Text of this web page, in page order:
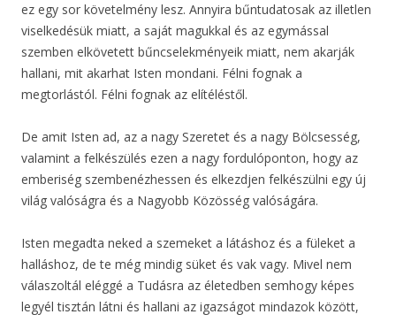
ez egy sor követelmény lesz. Annyira bűntudatosak az illetlen
viselkedésük miatt, a saját magukkal és az egymással
szemben elkövetett bűncselekményeik miatt, nem akarják
hallani, mit akarhat Isten mondani. Félni fognak a
megtorlástól. Félni fognak az elítéléstől.
De amit Isten ad, az a nagy Szeretet és a nagy Bölcsesség,
valamint a felkészülés ezen a nagy fordulóponton, hogy az
emberiség szembenézhessen és elkezdjen felkészülni egy új
világ valóságra és a Nagyobb Közösség valóságára.
Isten megadta neked a szemeket a látáshoz és a füleket a
halláshoz, de te még mindig süket és vak vagy. Mivel nem
válaszoltál eléggé a Tudásra az életedben semhogy képes
legyél tisztán látni és hallani az igazságot mindazok között,